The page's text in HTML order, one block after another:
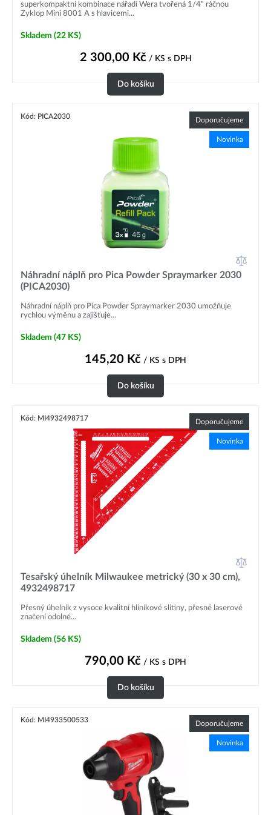
superkompaktní kombinace nářadí Wera tvořená 1/4" ráčnou
Zyklop Mini 8001 A s hlavicemi...
Skladem (22 KS)
2 300,00 Kč/ KS s DPH
Do košíku
Kód: PICA2030 Doporučujeme
Novinka
Náhradní náplň pro Pica Powder Spraymarker 2030
(PICA2030)
Náhradní náplň pro Pica Powder Spraymarker 2030 umožňuje
rychlou výměnu a zajišťuje...
Skladem (47 KS)
145,20 Kč / KS s DPH
Do košíku
Kód: MI4932498717 Doporučujeme
Novinka
Tesařský úhelník Milwaukee metrický (30 x 30 cm),
4932498717
Přesný úhelník z vysoce kvalitní hliníkové slitiny, přesné laserové
značení odolné...
Skladem (56 KS)
790,00 Kč / KS s DPH
Do košíku
Kód: MI4933500533 Doporučujeme
Novinka